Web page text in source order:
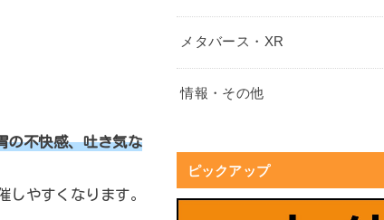
の不快感、吐き気な
しやすくなります。
メタバース・XR
情報・その他
ピックアップ